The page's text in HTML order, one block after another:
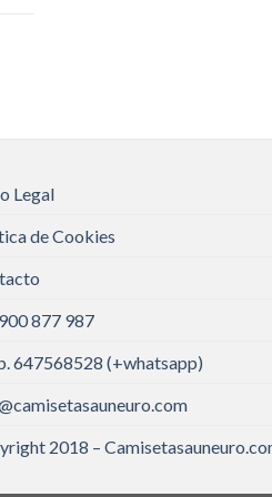
Legal
de Cookies
877 987
647568528 (+whatsapp)
2018 –